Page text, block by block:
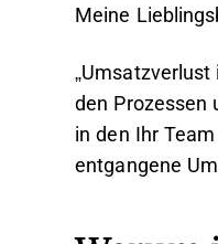
Meine
den Prozessen
in den Ihr
entgangene